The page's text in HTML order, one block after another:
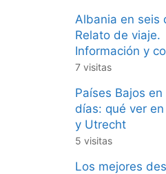
Albania en seis
Relato de viaje.
Información y
7 visitas
Países Bajos en
días: qué ver
y Utrecht
5 visitas
Los mejores